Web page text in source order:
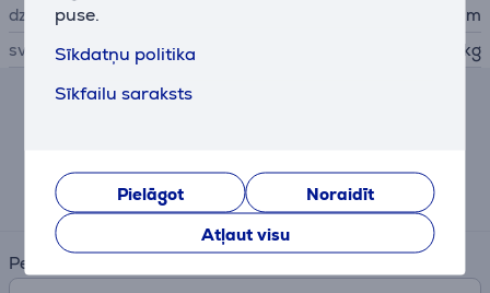
puse.
Sīkdatņu politika
Sīkfailu saraksts
Pielāgot
Noraidīt
Atļaut visu
dziļums
44,5 cm
svars
9,4 kg
Aptuvens ikmēneša maksājums
127 €
Periods